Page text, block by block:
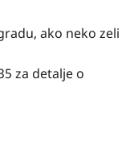
ako neko zeli
za detalje o